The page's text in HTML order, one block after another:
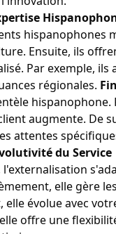
hispanophones
Ensuite, ils
Par exemple, ils
régionales.
hispanophone.
augmente. De
attentes
du Service
elle gère
elle évolue avec
offre une